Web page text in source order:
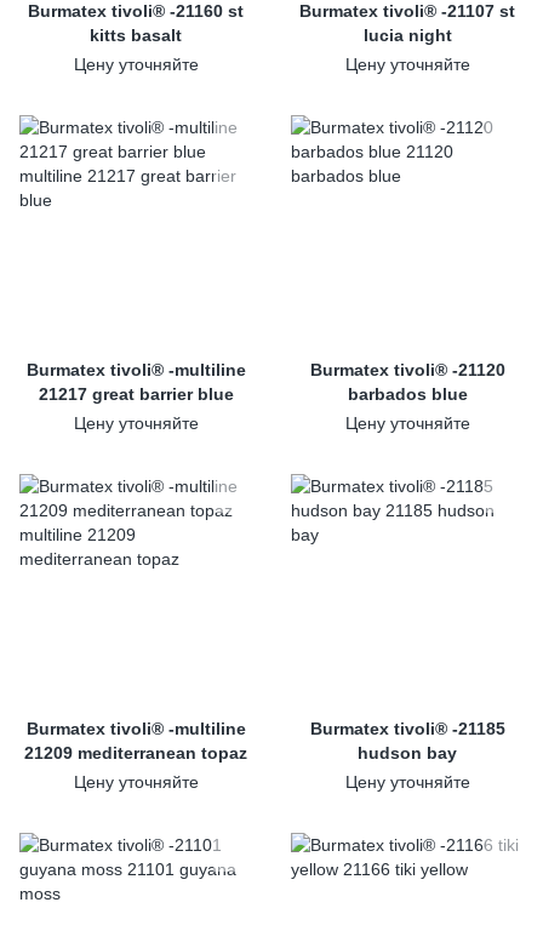
Burmatex tivoli® -21160 st
kitts basalt
Цену уточняйте
Burmatex tivoli® -21107 st
lucia night
Цену уточняйте
Burmatex tivoli® -multiline
21217 great barrier blue
Цену уточняйте
Burmatex tivoli® -21120
barbados blue
Цену уточняйте
Burmatex tivoli® -multiline
21209 mediterranean topaz
Цену уточняйте
Burmatex tivoli® -21185
hudson bay
Цену уточняйте